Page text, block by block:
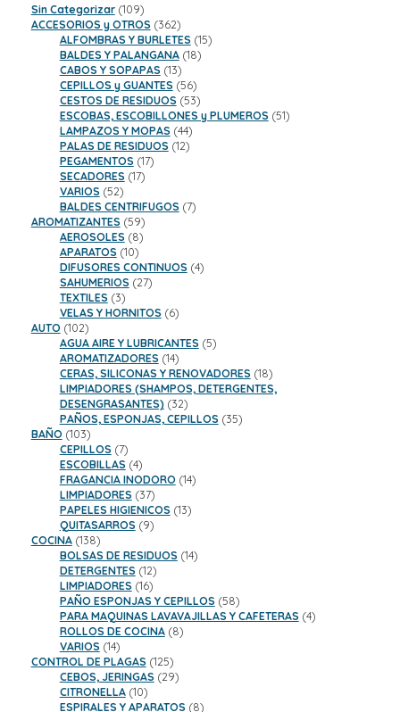
Sin Categorizar 109109
productos
ACCESORIOS y OTROS 362362
productos
ALFOMBRAS Y BURLETES 1515
BALDES Y PALANGANA 1818
CABOS Y SOPAPAS 1313
productos
CEPILLOS y GUANTES 5656
productos
CESTOS DE RESIDUOS 5353
productos
ESCOBAS, ESCOBILLONES y PLUMEROS 5151
LAMPAZOS Y MOPAS 4444
productos
PALAS DE RESIDUOS 1212
PEGAMENTOS 1717
SECADORES 1717
VARIOS 5252
productos
BALDES CENTRIFUGOS 77
AROMATIZANTES 5959
productos
AEROSOLES 88
productos
APARATOS 1010
productos
DIFUSORES CONTINUOS 44
SAHUMERIOS 2727
TEXTILES 33
productos
VELAS Y HORNITOS 66
AUTO 102102
productos
AGUA AIRE Y LUBRICANTES 55
AROMATIZADORES 1414
productos
CERAS, SILICONAS Y RENOVADORES 1818
productos
LIMPIADORES (SHAMPOS, DETERGENTES,
DESENGRASANTES) 3232
productos
PAÑOS, ESPONJAS, CEPILLOS 3535
BAÑO 103103
productos
CEPILLOS 77
productos
ESCOBILLAS 44
productos
FRAGANCIA INODORO 1414
LIMPIADORES 3737
productos
PAPELES HIGIENICOS 1313
QUITASARROS 99
COCINA 138138
productos
BOLSAS DE RESIDUOS 1414
DETERGENTES 1212
productos
LIMPIADORES 1616
productos
PAÑO ESPONJAS Y CEPILLOS 5858
productos
PARA MAQUINAS LAVAVAJILLAS Y CAFETERAS 44
ROLLOS DE COCINA 88
VARIOS 1414
productos
CONTROL DE PLAGAS 125125
productos
CEBOS, JERINGAS 2929
CITRONELLA 1010
productos
ESPIRALES Y APARATOS 88